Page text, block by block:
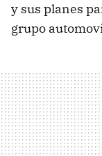
y sus planes
grupo